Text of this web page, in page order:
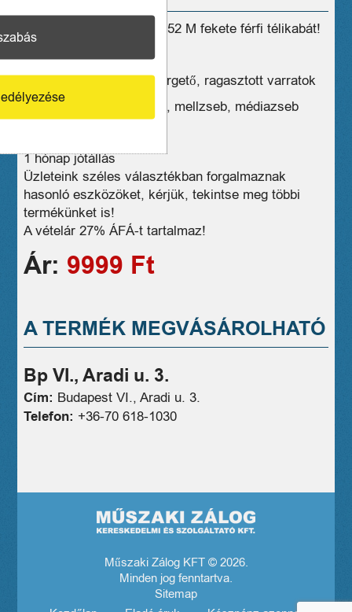
Eladó ÚJ! Killtec KOW 152 M fekete férfi télikabát!
Méret: M
Vízálló, szélálló, vízlepergető, ragasztott varratok
Belső zseb, oldalzsebek, mellzseb, médiazseb
1 hónap jótállás
Üzleteink széles választékban forgalmaznak
hasonló eszközöket, kérjük, tekintse meg többi
termékünket is!
A vételár 27% ÁFÁ-t tartalmaz!
Ár: 9999 Ft
A TERMÉK MEGVÁSÁROLHATÓ
Bp VI., Aradi u. 3.
Cím: Budapest VI., Aradi u. 3.
Telefon: +36-70 618-1030
Műszaki Zálog KFT © 2026.
Minden jog fenntartva.
Sitemap